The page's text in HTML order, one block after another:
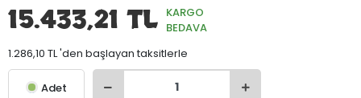
15.433,21 TL KARGO
BEDAVA
1.286,10 TL 'den başlayan taksitlerle
Adet